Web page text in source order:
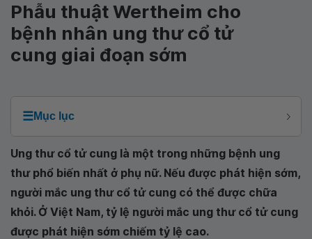
Phẫu thuật Wertheim cho
bệnh nhân ung thư cổ tử
cung giai đoạn sớm
☰Mục lục
Ung thư cổ tử cung là một trong những bệnh ung
thư phổ biến nhất ở phụ nữ. Nếu được phát hiện sớm,
người mắc ung thư cổ tử cung có thể được chữa
khỏi. Ở Việt Nam, tỷ lệ người mắc ung thư cổ tử cung
được phát hiện sớm chiếm tỷ lệ cao.